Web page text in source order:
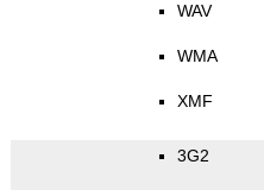
WAV
WMA
XMF
3G2